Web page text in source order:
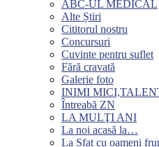
ABC-UL MEDICAL
Alte Știri
Cititorul nostru
Concursuri
Cuvinte pentru suflet
Fără cravată
Galerie foto
INIMI
Întreabă ZN
LA MULŢI ANI
La noi acasă la…
La Sfat cu oameni